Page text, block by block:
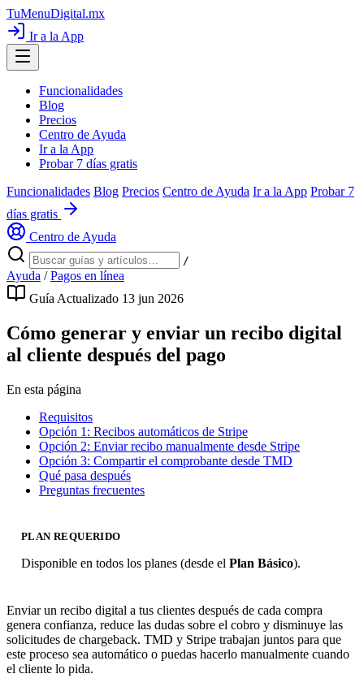
TuMenuDigital.mx
Ir a la App
Funcionalidades
Blog
Precios
Centro de Ayuda
Ir a la App
Probar 7 días gratis
Funcionalidades Blog Precios Centro de Ayuda Ir a la App Probar 7
días gratis
Centro de Ayuda
/
Ayuda / Pagos en línea
Guía Actualizado 13 jun 2026
Cómo generar y enviar un recibo digital
al cliente después del pago
En esta página
Requisitos
Opción 1: Recibos automáticos de Stripe
Opción 2: Enviar recibo manualmente desde Stripe
Opción 3: Compartir el comprobante desde TMD
Qué pasa después
Preguntas frecuentes
PLAN REQUERIDO
Disponible en todos los planes (desde el Plan Básico).
Enviar un recibo digital a tus clientes después de cada compra
genera confianza, reduce las dudas sobre el cobro y disminuye las
solicitudes de chargeback. TMD y Stripe trabajan juntos para que
este proceso sea automático o puedas hacerlo manualmente cuando
el cliente lo pida.